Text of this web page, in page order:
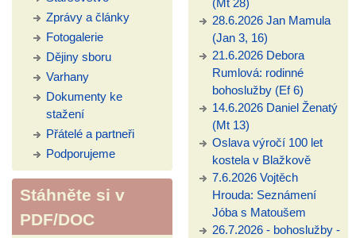
Zprávy a články
Fotogalerie
Dějiny sboru
Varhany
Dokumenty ke
stažení
Přátelé a partneři
Podporujeme
Stáhněte si v
PDF/DOC
(Mt 28)
28.6.2026 Jan Mamula
(Jan 3, 16)
21.6.2026 Debora
Rumlová: rodinné
bohoslužby (Ef 6)
14.6.2026 Daniel Ženatý
(Mt 13)
Oslava výročí 100 let
kostela v Blažkově
7.6.2026 Vojtěch
Hrouda: Seznámení
Jóba s Matoušem
26.7.2026 - bohoslužby -